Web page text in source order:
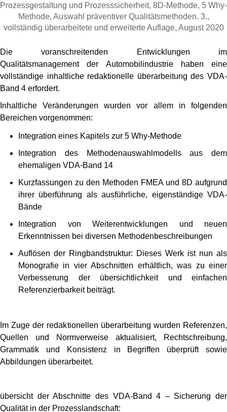
Prozessgestaltung und Prozesssicherheit, 8D-Methode, 5 Why-
Methode, Auswahl präventiver Qualitätsmethoden. 3.,
vollständig überarbeitete und erweiterte Auflage, August 2020
Die voranschreitenden Entwicklungen im
Qualitätsmanagement der Automobilindustrie haben eine
vollständige inhaltliche redaktionelle überarbeitung des VDA-
Band 4 erfordert.
Inhaltliche Veränderungen wurden vor allem in folgenden
Bereichen vorgenommen:
Integration eines Kapitels zur 5 Why-Methode
Integration des Methodenauswahlmodells aus dem
ehemaligen VDA-Band 14
Kurzfassungen zu den Methoden FMEA und 8D aufgrund
ihrer überführung als ausführliche, eigenständige VDA-
Bände
Integration von Weiterentwicklungen und neuen
Erkenntnissen bei diversen Methodenbeschreibungen
Auflösen der Ringbandstruktur: Dieses Werk ist nun als
Monografie in vier Abschnitten erhältlich, was zu einer
Verbesserung der übersichtlichkeit und einfachen
Referenzierbarkeit beiträgt.
Im Zuge der redaktionellen überarbeitung wurden Referenzen,
Quellen und Normverweise aktualisiert, Rechtschreibung,
Grammatik und Konsistenz in Begriffen überprüft sowie
Abbildungen überarbeitet.
übersicht der Abschnitte des VDA-Band 4 – Sicherung der
Qualität in der Prozesslandschaft: